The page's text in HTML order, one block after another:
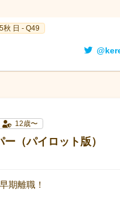
秋 日 - Q49
12歳〜
（パイロット版）
期離職！